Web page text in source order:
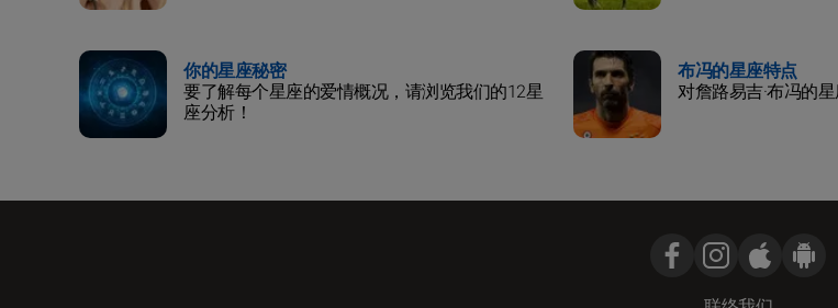
你的星座秘密
要了解每个星座的爱情概况，请浏览我们的12星
座分析！
布冯的星座特点
对詹路易吉·布冯的